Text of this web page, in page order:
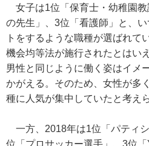
女子は1位「保育士・幼稚園
の先生」、3位「看護師」と、
トをするような職種が選ばれて
機会均等法が施行されたとはい
男性と同じように働く姿はイメ
かがえる。そのため、女性が多
種に人気が集中していたと考え
一方、2018年は1位「パティ
位「プロサッカー選手」、3位